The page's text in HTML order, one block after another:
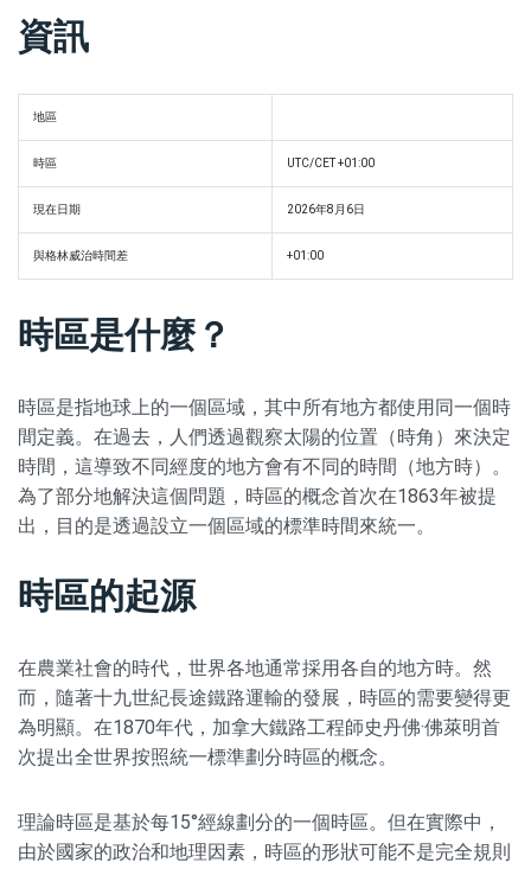
資訊
地區
時區 UTC/CET +01:00
現在日期 2026年8月6日
與格林威治時間差 +01:00
時區是什麼？
時區是指地球上的一個區域，其中所有地方都使用同一個時
間定義。在過去，人們透過觀察太陽的位置（時角）來決定
時間，這導致不同經度的地方會有不同的時間（地方時）。
為了部分地解決這個問題，時區的概念首次在1863年被提
出，目的是透過設立一個區域的標準時間來統一。
時區的起源
在農業社會的時代，世界各地通常採用各自的地方時。然
而，隨著十九世紀長途鐵路運輸的發展，時區的需要變得更
為明顯。在1870年代，加拿大鐵路工程師史丹佛·佛萊明首
次提出全世界按照統一標準劃分時區的概念。
理論時區是基於每15°經線劃分的一個時區。但在實際中，
由於國家的政治和地理因素，時區的形狀可能不是完全規則